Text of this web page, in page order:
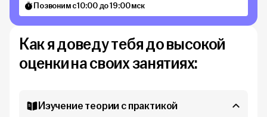
Позвоним с 10:00 до 19:00 мск
Как я доведу тебя до высокой
оценки на своих занятиях:
Изучение теории с практикой